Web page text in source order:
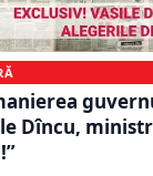
Dîncu,